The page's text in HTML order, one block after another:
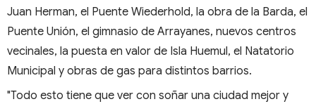
Juan Herman, el Puente Wiederhold, la obra de la Barda, el
Puente Unión, el gimnasio de Arrayanes, nuevos centros
vecinales, la puesta en valor de Isla Huemul, el Natatorio
Municipal y obras de gas para distintos barrios.
"Todo esto tiene que ver con soñar una ciudad mejor y